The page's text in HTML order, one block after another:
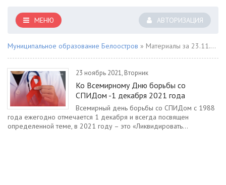
АВТОРИЗАЦИЯ
МЕНЮ
Муниципальное образование Белоостров » Материалы за 23.11.2021
23 ноябрь 2021, Вторник
Ко Всемирному Дню борьбы со
СПИДом -1 декабря 2021 года
Всемирный день борьбы со СПИДом с 1988
года ежегодно отмечается 1 декабря и всегда посвящен
определенной теме, в 2021 году – это «Ликвидировать...